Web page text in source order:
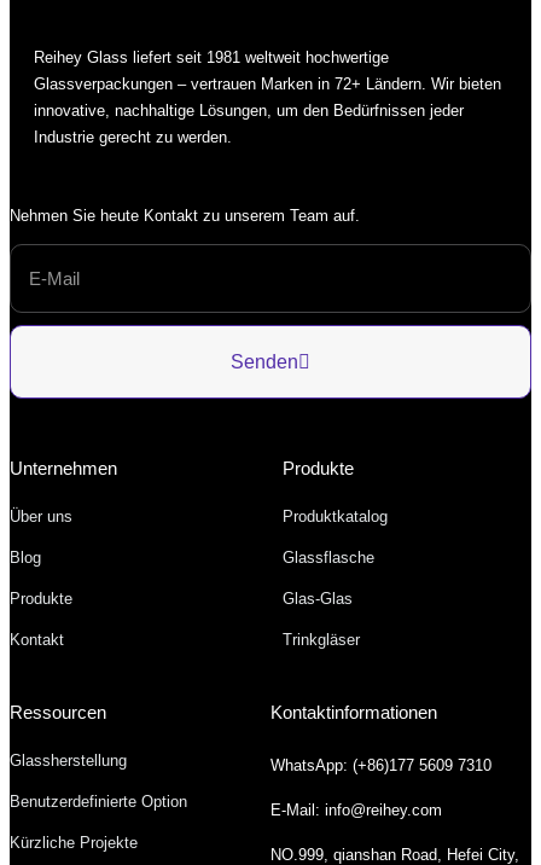
Reihey Glass liefert seit 1981 weltweit hochwertige
Glassverpackungen – vertrauen Marken in 72+ Ländern. Wir bieten
innovative, nachhaltige Lösungen, um den Bedürfnissen jeder
Industrie gerecht zu werden.
Nehmen Sie heute Kontakt zu unserem Team auf.
Senden
Unternehmen
Über uns
Blog
Produkte
Kontakt
Produkte
Produktkatalog
Glassflasche
Glas-Glas
Trinkgläser
Ressourcen
Glassherstellung
Benutzerdefinierte Option
Kürzliche Projekte
Kontaktinformationen
WhatsApp: (+86)177 5609 7310
E-Mail: info@reihey.com
NO.999, qianshan Road, Hefei City,